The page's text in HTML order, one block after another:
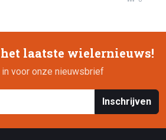
laatste wielernieuws!
voor onze nieuwsbrief
Inschrijven